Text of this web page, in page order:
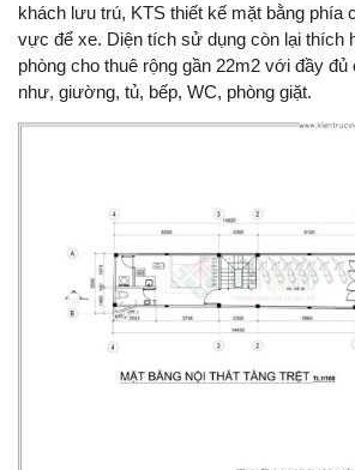
khách lưu trú, KTS thiết kế mặt bằng phía
vực để xe. Diện tích sử dụng còn lại thích
phòng cho thuê rộng gần 22m2 với đầy
như, giường, tủ, bếp, WC, phòng giặt.